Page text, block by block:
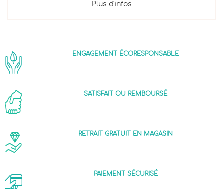
Plus d'infos
ENGAGEMENT ÉCORESPONSABLE
SATISFAIT OU REMBOURSÉ
RETRAIT GRATUIT EN MAGASIN
PAIEMENT SÉCURISÉ